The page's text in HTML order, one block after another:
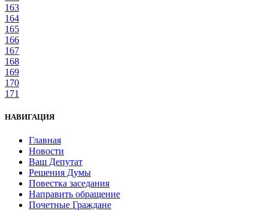
163
164
165
166
167
168
169
170
171
НАВИГАЦИЯ
Главная
Новости
Ваш Депутат
Решения Думы
Повестка заседания
Направить обращение
Почетные Граждане